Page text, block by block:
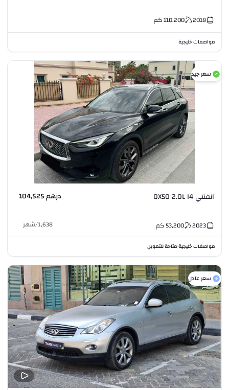
2018
110,200كم
مواصفات خليجية
سعر جيد
انفنتي QX50 2.0L I4 درهم 104,525
2023
53,200كم 1,638
/شهر
مواصفات خليجية•متاحة للتمويل
سعر عادل